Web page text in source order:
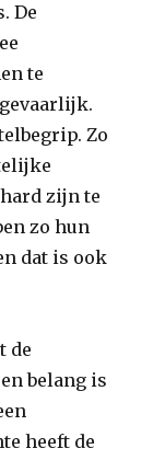
De
te
Zo
zijn te
zo hun
dat is ook
de
belang is
heeft de